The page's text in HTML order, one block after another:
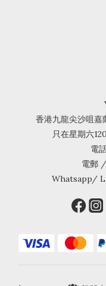
香港九龍尖沙咀嘉
只在星期六
電
電郵
Whatsapp/